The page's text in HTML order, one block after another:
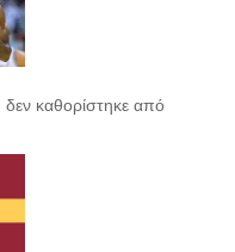
καθορίστηκε από